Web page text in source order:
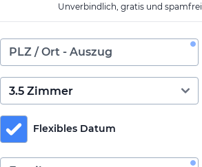
Unverbindlich, gratis und spamfrei.
Flexibles Datum